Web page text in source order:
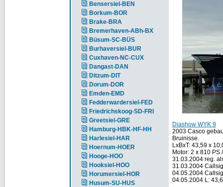
Bensersiel-BEN
Borkum-BOR
Brake-BRA
Bremerhaven-ABh-BX
Büsum-SC-BÜS
Burhaversiel-BUR
Cuxhaven-NC-CUX
Dangast-DAN
Ditzum-DIT
Dorum-DOR
Emden-EMD
Fedderwardersiel-FED
Friedrichskoog-SD-FRI
Greetsiel-GRE
Hamburg-HBK-HF-HH
Harlesiel-HAR
Hoernum-HOER
Hooge-HOO
Hooksiel-HOO
Horumersiel-HOR
Husum-SU-HUS
Diashow WYK 9
2003 Casco
Bruinisse.
LxBxT: 43,59 x
Motor: 2 x 810 PS
31.03.2004 reg.
31.03.2004
04.05.2004
04.05.2004 L: